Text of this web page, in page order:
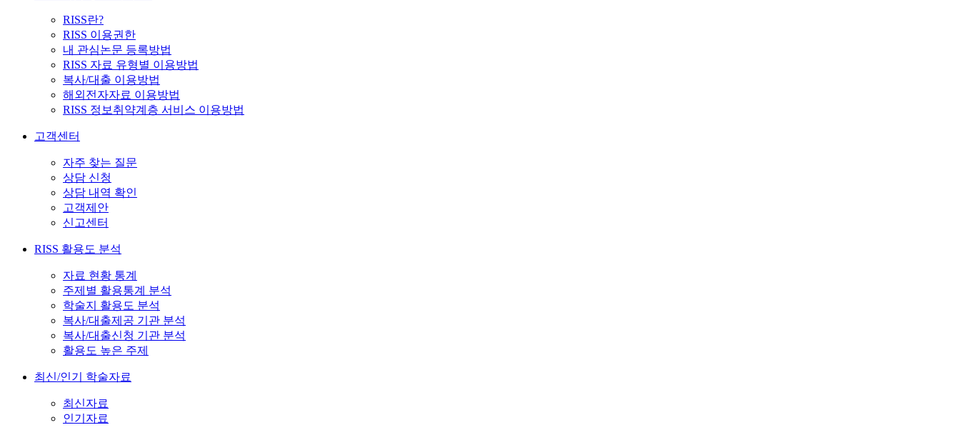
RISS란?
RISS 이용권한
내 관심논문 등록방법
RISS 자료 유형별 이용방법
복사/대출 이용방법
해외전자자료 이용방법
RISS 정보취약계층 서비스 이용방법
고객센터
자주 찾는 질문
상담 신청
상담 내역 확인
고객제안
신고센터
RISS 활용도 분석
자료 현황 통계
주제별 활용통계 분석
학술지 활용도 분석
복사/대출제공 기관 분석
복사/대출신청 기관 분석
활용도 높은 주제
최신/인기 학술자료
최신자료
인기자료